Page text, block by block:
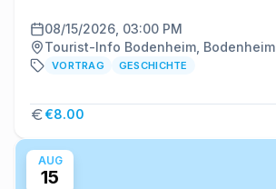
08/15/2026, 03:00 PM
Tourist-Info Bodenheim, Bodenheim
VORTRAG GESCHICHTE
€8.00
AUG
15